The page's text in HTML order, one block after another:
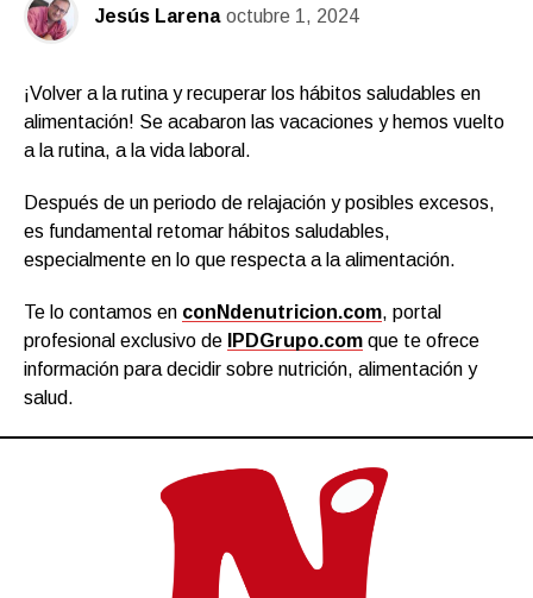
Jesús Larena octubre 1, 2024
¡Volver a la rutina y recuperar los hábitos saludables en
alimentación! Se acabaron las vacaciones y hemos vuelto
a la rutina, a la vida laboral.
Después de un periodo de relajación y posibles excesos,
es fundamental retomar hábitos saludables,
especialmente en lo que respecta a la alimentación.
Te lo contamos en conNdenutricion.com, portal
profesional exclusivo de
IPDGrupo.com que te ofrece
información para decidir sobre nutrición, alimentación y
salud.